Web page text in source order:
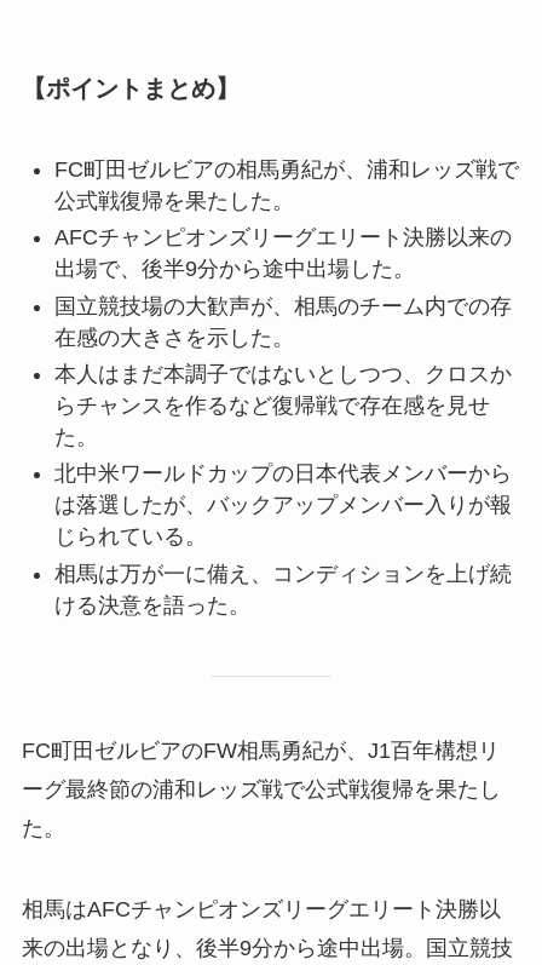
【ポイントまとめ】
FC町田ゼルビアの相馬勇紀が、浦和レッズ戦で
公式戦復帰を果たした。
AFCチャンピオンズリーグエリート決勝以来の
出場で、後半9分から途中出場した。
国立競技場の大歓声が、相馬のチーム内での存
在感の大きさを示した。
本人はまだ本調子ではないとしつつ、クロスか
らチャンスを作るなど復帰戦で存在感を見せ
た。
北中米ワールドカップの日本代表メンバーから
は落選したが、バックアップメンバー入りが報
じられている。
相馬は万が一に備え、コンディションを上げ続
ける決意を語った。
FC町田ゼルビアのFW相馬勇紀が、J1百年構想リ
ーグ最終節の浦和レッズ戦で公式戦復帰を果たし
た。
相馬はAFCチャンピオンズリーグエリート決勝以
来の出場となり、後半9分から途中出場。国立競技